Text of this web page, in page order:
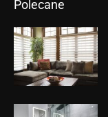
Polecane